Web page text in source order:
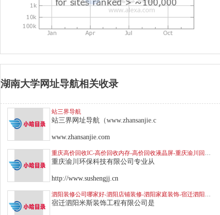
湖南大学网址导航相关收录
站三界导航
站三界网址导航（www.zhansanjie.c
www.zhansanjie.com
重庆渝川环保科技有限公司专业从
http://www.sushengjj.cn
宿迁泗阳米斯装饰工程有限公司是